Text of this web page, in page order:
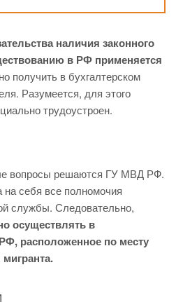
наличия законного
в РФ применяется
получить в бухгалтерском
Разумеется, для этого
трудоустроен.
вопросы решаются ГУ МВД РФ.
на себя все полномочия
службы. Следовательно,
осуществлять в
расположенное по месту